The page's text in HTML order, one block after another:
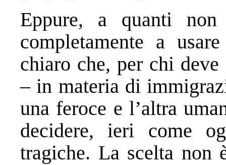
Eppure, a quanti
completamente a
chiaro che, per chi
– in materia di
una feroce e l’altra
decidere, ieri come
tragiche. La scelta